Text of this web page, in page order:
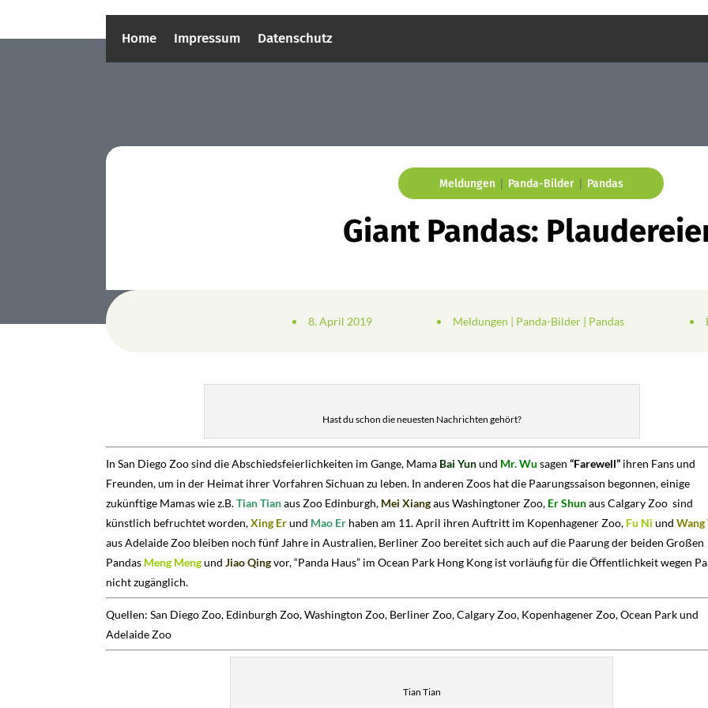
Home Impressum Datenschutz
Meldungen| Panda-Bilder| Pandas
Giant Pandas:
8. April 2019 Meldungen | Panda-Bilder | Pandas
Hast du schon die neuesten Nachrichten gehört?
In San Diego Zoo sind die Abschiedsfeierlichkeiten im Gange, Mama Bai Yunund Mr. Wu sagen“Farewell” ihren Fans und
Freunden, um in der Heimat ihrer Vorfahren Sichuan zu leben. In anderen Zoos hat die Paarungssaison begonnen, einige
zukünftige Mamas wie z.B.Tian Tianaus Zoo Edinburgh, Mei Xiangaus Washingtoner Zoo, Er Shun aus Calgary Zoo sind
künstlich befruchtet worden,Xing Erund Mao Er haben am 11. April ihren Auftritt im Kopenhagener Zoo, Fu Ni undWang
aus Adelaide Zoo bleiben noch fünf Jahre in Australien, Berliner Zoo bereitet sich auch auf die Paarung der beiden Großen
Pandas Meng MengundJiao Qingvor, “Panda Haus” im Ocean Park Hong Kong ist vorläufig für die Öffentlichkeit wegen
nicht zugänglich.
Quellen: San Diego Zoo, Edinburgh Zoo, Washington Zoo, Berliner Zoo, Calgary Zoo, Kopenhagener Zoo, Ocean Park und
Adelaide Zoo
Tian Tian